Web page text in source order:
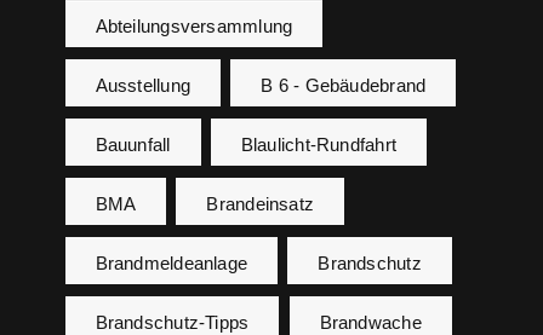
Abteilungsversammlung
Ausstellung B 6 - Gebäudebrand
Bauunfall Blaulicht-Rundfahrt
BMA Brandeinsatz
Brandmeldeanlage Brandschutz
Brandschutz-Tipps Brandwache